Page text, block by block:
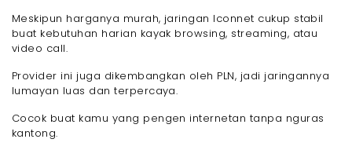
Meskipun harganya murah, jaringan Iconnet cukup stabil
buat kebutuhan harian kayak browsing, streaming, atau
video call.
Provider ini juga dikembangkan oleh PLN, jadi jaringannya
lumayan luas dan terpercaya.
Cocok buat kamu yang pengen internetan tanpa nguras
kantong.